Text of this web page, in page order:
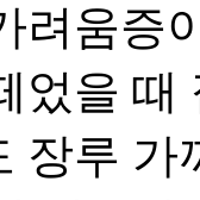
려움증
었을 때
장루 가